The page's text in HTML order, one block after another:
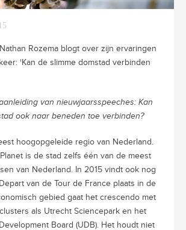
Rozema blogt over zijn ervaringen
‘Kan de slimme domstad verbinden
van nieuwjaarsspeeches: Kan
ook naar beneden toe verbinden?
hoogopgeleide regio van Nederland.
is de stad zelfs één van de meest
van Nederland. In 2015 vindt ook nog
van de Tour de France plaats in de
gebied gaat het crescendo met
als Utrecht Sciencepark en het
Board (UDB). Het houdt niet